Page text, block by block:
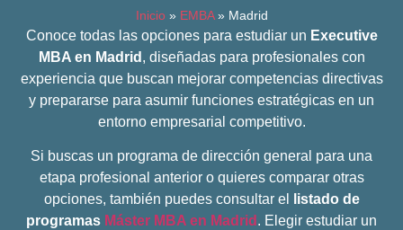
Inicio» EMBA» Madrid
Conoce todas las opciones para estudiar un Executive
MBA en Madrid , diseñadas para profesionales con
experiencia que buscan mejorar competencias directivas
y prepararse para asumir funciones estratégicas en un
entorno empresarial competitivo.
Si buscas un programa de dirección general para una
etapa profesional anterior o quieres comparar otras
opciones, también puedes consultar el
listado de
programas Máster MBA en Madrid . Elegir estudiar un